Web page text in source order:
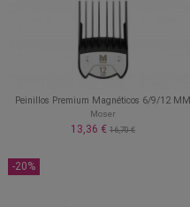
Peinillos Premium Magnéticos 6/9/12 MM
Moser
13,36 € 16,70 €
-20%